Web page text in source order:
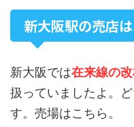
新大阪駅の売店
新大阪では在来線の
扱っていましたよ。
す。売場はこちら。